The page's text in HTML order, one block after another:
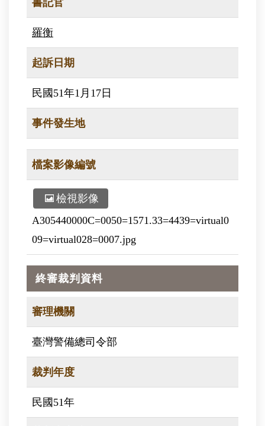
書記官
羅衡
起訴日期
民國51年1月17日
事件發生地
檔案影像編號
檢視影像
A305440000C=0050=1571.33=4439=virtual0
09=virtual028=0007.jpg
終審裁判資料
審理機關
臺灣警備總司令部
裁判年度
民國51年